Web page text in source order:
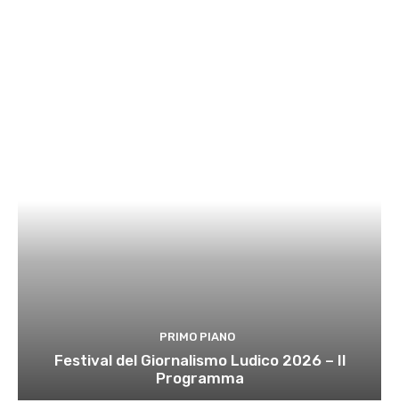
PRIMO PIANO
Festival del Giornalismo Ludico 2026 – Il
Programma